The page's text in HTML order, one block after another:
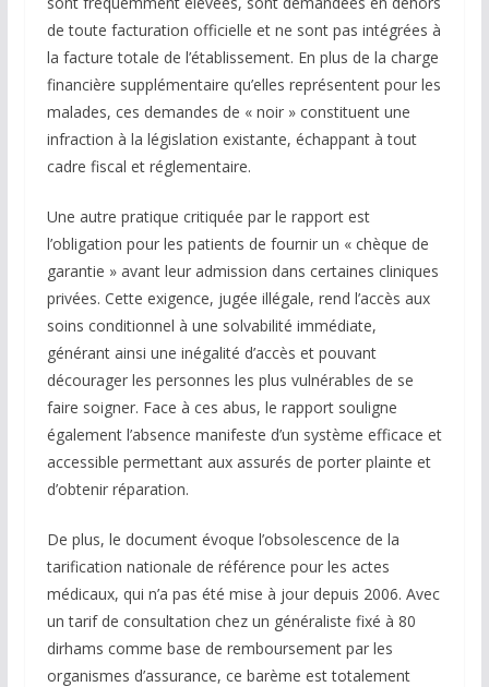
de toute facturation officielle et ne sont pas intégrées à
la facture totale de l’établissement. En plus de la charge
financière supplémentaire qu’elles représentent pour les
malades, ces demandes de « noir » constituent une
infraction à la législation existante, échappant à tout
cadre fiscal et réglementaire.
Une autre pratique critiquée par le rapport est
l’obligation pour les patients de fournir un « chèque de
garantie » avant leur admission dans certaines cliniques
privées. Cette exigence, jugée illégale, rend l’accès aux
soins conditionnel à une solvabilité immédiate,
générant ainsi une inégalité d’accès et pouvant
décourager les personnes les plus vulnérables de se
faire soigner. Face à ces abus, le rapport souligne
également l’absence manifeste d’un système efficace et
accessible permettant aux assurés de porter plainte et
d’obtenir réparation.
De plus, le document évoque l’obsolescence de la
tarification nationale de référence pour les actes
médicaux, qui n’a pas été mise à jour depuis 2006. Avec
un tarif de consultation chez un généraliste fixé à 80
dirhams comme base de remboursement par les
organismes d’assurance, ce barème est totalement